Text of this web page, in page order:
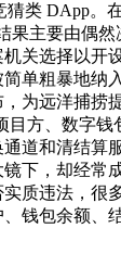
猜类 DApp。
果主要由偶
关选择以开
单粗暴地纳
为远洋捕捞
目方、数字
道和清结算
下，却经常
实质违法，很
钱包余额、